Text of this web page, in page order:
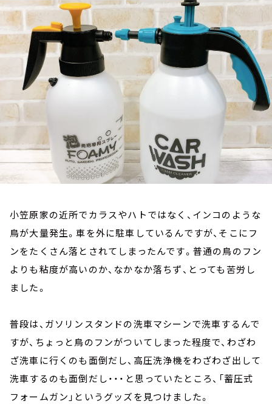
お知らせ
イベント・グッズ
YouTube
会社情報
小笠原家の近所でカラスやハトではなく、インコのような
鳥が大量発生。車を外に駐車しているんですが、そこにフ
ンをたくさん落とされてしまったんです。普通の鳥のフン
よりも粘度が高いのか、なかなか落ちず、とっても苦労し
ました。
普段は、ガソリンスタンドの洗車マシーンで洗車するんで
すが、ちょっと鳥のフンがついてしまった程度で、わざわ
ざ洗車に行くのも面倒だし、高圧洗浄機をわざわざ出して
洗車するのも面倒だし・・・と思っていたところ、「蓄圧式
フォームガン」というグッズを見つけました。